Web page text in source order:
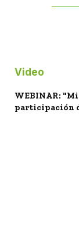
Video
WEBINAR:
participación